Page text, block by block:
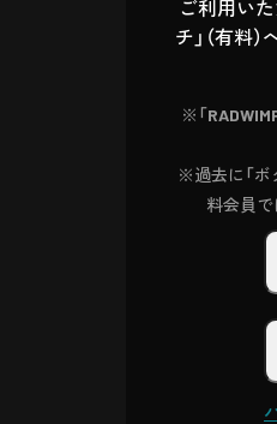
ご利用い
チ」（有料
※「
※過去に「ボ
料会員